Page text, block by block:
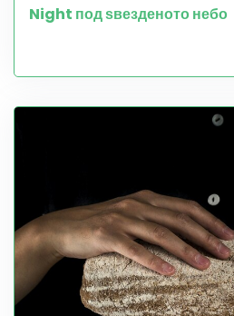
Night под ѕвезденото небо